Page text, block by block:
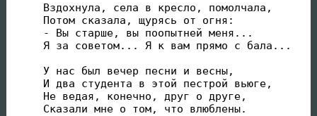
Вздохнула, села в кресло, помолчала,
Потом сказала, щурясь от огня:
- Вы старше, вы поопытней меня...
Я за советом... Я к вам прямо с бала...
У нас был вечер песни и весны,
И два студента в этой пестрой вьюге,
Не ведая, конечно, друг о друге,
Сказали мне о том, что влюблены.